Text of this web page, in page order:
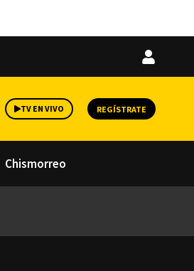
Iniciar
TV EN VIVO REGÍSTRATE
Chismorreo